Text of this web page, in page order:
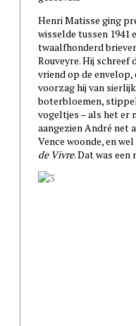
Henri Matisse ging
wisselde tussen 1941
twaalfhonderd
Rouveyre. Hij schreef
vriend op de
voorzag hij van
boterbloemen,
vogeltjes – als het er
aangezien André net
Vence woonde, en
de Vivre. Dat was een